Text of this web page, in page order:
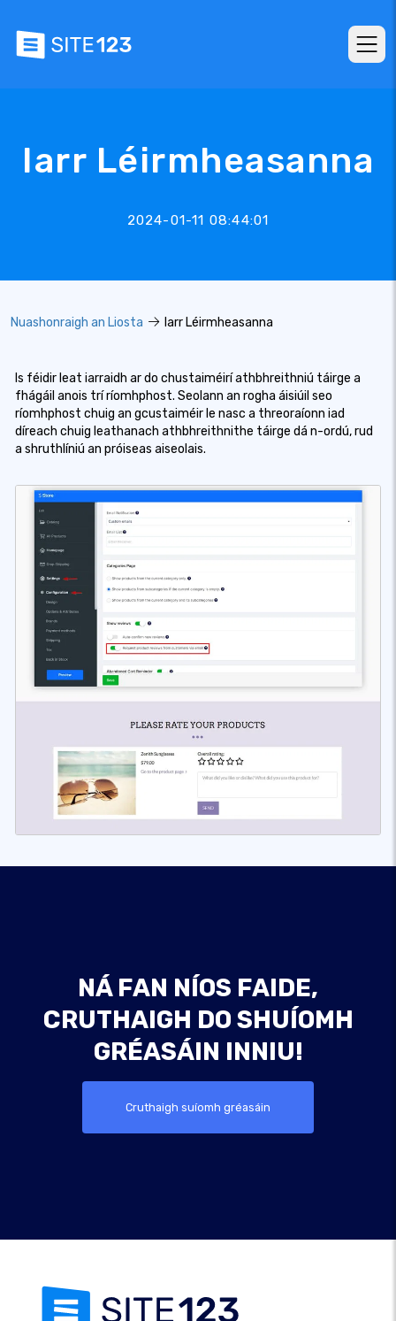
Iarr Léirmheasanna
2024-01-11 08:44:01
Nuashonraigh an Liosta Iarr Léirmheasanna
Is féidir leat iarraidh ar do chustaiméirí athbhreithniú táirge a
fhágáil anois trí ríomhphost. Seolann an rogha áisiúil seo
ríomhphost chuig an gcustaiméir le nasc a threoraíonn iad
díreach chuig leathanach athbhreithnithe táirge dá n-ordú, rud
a shruthlíniú an próiseas aiseolais.
NÁ FAN NÍOS FAIDE,
CRUTHAIGH DO SHUÍOMH
GRÉASÁIN INNIU!
Cruthaigh suíomh gréasáin